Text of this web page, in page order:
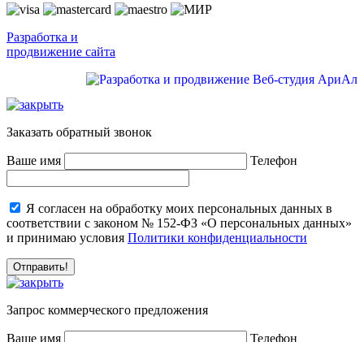
Разработка и
продвижение сайта
Заказать обратный звонок
Ваше имя Телефон
Я согласен на обработку моих персональных данных в
соответствии с законом № 152-ФЗ «О персональных данных»
и принимаю условия Политики конфиденциальности
Запрос коммерческого предложения
Ваше имя
Телефон